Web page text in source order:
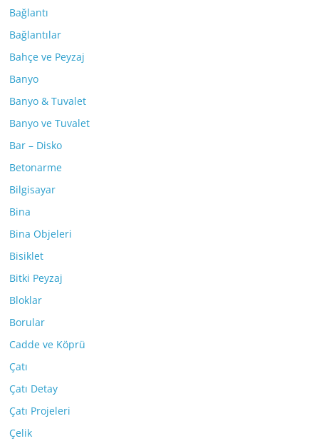
Bağlantı
Bağlantılar
Bahçe ve Peyzaj
Banyo
Banyo & Tuvalet
Banyo ve Tuvalet
Bar – Disko
Betonarme
Bilgisayar
Bina
Bina Objeleri
Bisiklet
Bitki Peyzaj
Bloklar
Borular
Cadde ve Köprü
Çatı
Çatı Detay
Çatı Projeleri
Çelik